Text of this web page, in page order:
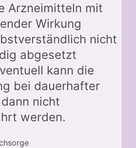
Arzneimitteln mit
Wirkung
nicht
abgesetzt
kann die
bei dauerhafter
nicht
werden.